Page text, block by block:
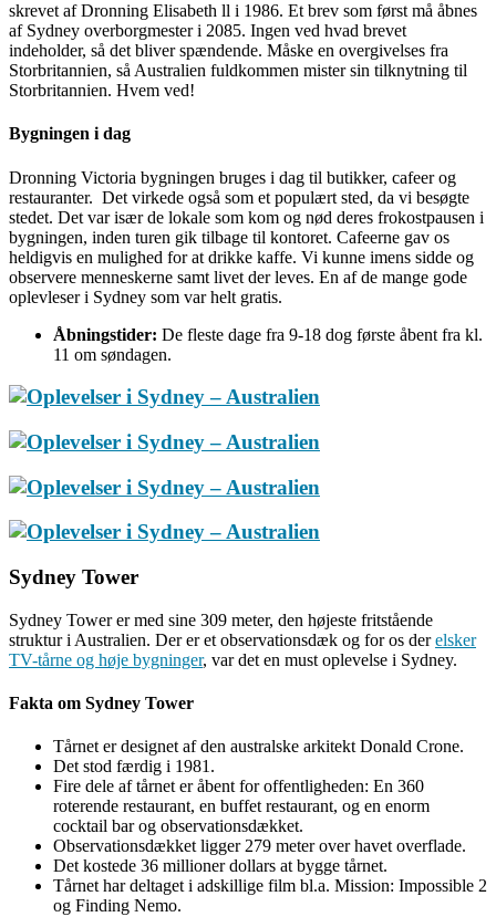
skrevet af Dronning Elisabeth ll i 1986. Et brev som først må åbnes
af Sydney overborgmester i 2085. Ingen ved hvad brevet
indeholder, så det bliver spændende. Måske en overgivelses fra
Storbritannien, så Australien fuldkommen mister sin tilknytning til
Storbritannien. Hvem ved!
Bygningen i dag
Dronning Victoria bygningen bruges i dag til butikker, cafeer og
restauranter. Det virkede også som et populært sted, da vi besøgte
stedet. Det var især de lokale som kom og nød deres frokostpausen i
bygningen, inden turen gik tilbage til kontoret. Cafeerne gav os
heldigvis en mulighed for at drikke kaffe. Vi kunne imens sidde og
observere menneskerne samt livet der leves. En af de mange gode
oplevleser i Sydney som var helt gratis.
Åbningstider: De fleste dage fra 9-18 dog første åbent fra kl.
11 om søndagen.
Sydney Tower
Sydney Tower er med sine 309 meter, den højeste fritstående
struktur i Australien. Der er et observationsdæk og for os derelsker
TV-tårne og høje bygninger, var det en must oplevelse i Sydney.
Fakta om Sydney Tower
Tårnet er designet af den australske arkitekt Donald Crone.
Det stod færdig i 1981.
Fire dele af tårnet er åbent for offentligheden: En 360
roterende restaurant, en buffet restaurant, og en enorm
cocktail bar og observationsdækket.
Observationsdækket ligger 279 meter over havet overflade.
Det kostede 36 millioner dollars at bygge tårnet.
Tårnet har deltaget i adskillige film bl.a. Mission: Impossible 2
og Finding Nemo.